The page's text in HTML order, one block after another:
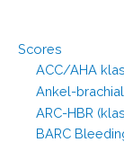
Scores
ACC/AHA
Ankel-
ARC-HBR
BARC